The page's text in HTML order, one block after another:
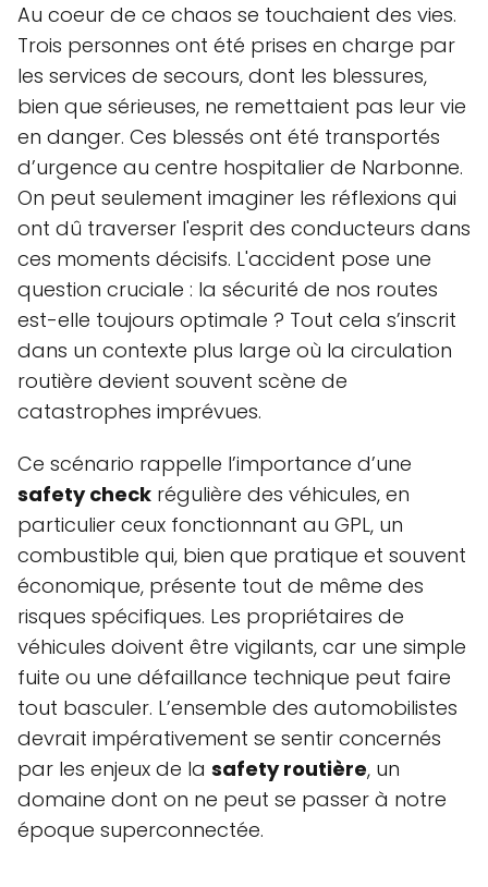
Au coeur de ce chaos se touchaient des vies.
Trois personnes ont été prises en charge par
les services de secours, dont les blessures,
bien que sérieuses, ne remettaient pas leur vie
en danger. Ces blessés ont été transportés
d’urgence au centre hospitalier de Narbonne.
On peut seulement imaginer les réflexions qui
ont dû traverser l'esprit des conducteurs dans
ces moments décisifs. L'accident pose une
question cruciale : la sécurité de nos routes
est-elle toujours optimale ? Tout cela s’inscrit
dans un contexte plus large où la circulation
routière devient souvent scène de
catastrophes imprévues.
Ce scénario rappelle l’importance d’une
safety check régulière des véhicules, en
particulier ceux fonctionnant au GPL, un
combustible qui, bien que pratique et souvent
économique, présente tout de même des
risques spécifiques. Les propriétaires de
véhicules doivent être vigilants, car une simple
fuite ou une défaillance technique peut faire
tout basculer. L’ensemble des automobilistes
devrait impérativement se sentir concernés
par les enjeux de la safety routière, un
domaine dont on ne peut se passer à notre
époque superconnectée.